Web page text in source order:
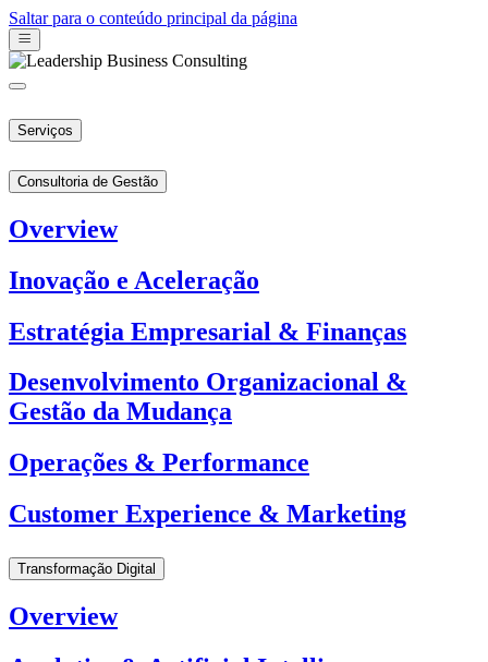
Saltar para o conteúdo principal da página
Serviços
Consultoria de Gestão
Overview
Inovação e Aceleração
Estratégia Empresarial & Finanças
Desenvolvimento Organizacional &
Gestão da Mudança
Operações & Performance
Customer Experience & Marketing
Transformação Digital
Overview